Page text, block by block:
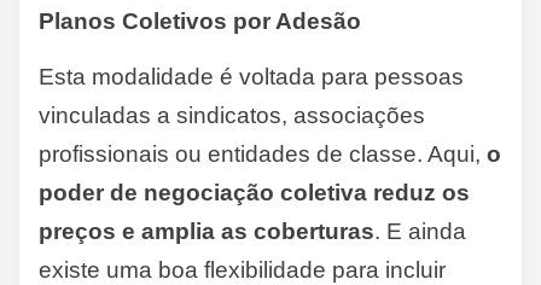
Planos Coletivos por Adesão
Esta modalidade é voltada para pessoas
vinculadas a sindicatos, associações
profissionais ou entidades de classe. Aqui, o
poder de negociação coletiva reduz os
preços e amplia as coberturas. E ainda
existe uma boa flexibilidade para incluir